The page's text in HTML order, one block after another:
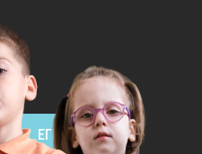
ΕΓΓΡΑΦΗ